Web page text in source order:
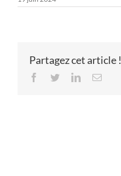
Partagez cet article !
Facebook
TwitterLinkedInEmail